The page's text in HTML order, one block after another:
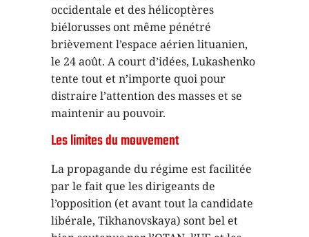
occidentale et des hélicoptères
biélorusses ont même pénétré
brièvement l’espace aérien lituanien,
le 24 août. A court d’idées, Lukashenko
tente tout et n’importe quoi pour
distraire l’attention des masses et se
maintenir au pouvoir.
Les limites du mouvement
La propagande du régime est facilitée
par le fait que les dirigeants de
l’opposition (et avant tout la candidate
libérale, Tikhanovskaya) sont bel et